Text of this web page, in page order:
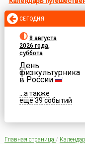
СЕГОДНЯ
8 августа
2026 года,
суббота
День
физкультурника
в России
...а также
еще 39 событий
Главная страница /